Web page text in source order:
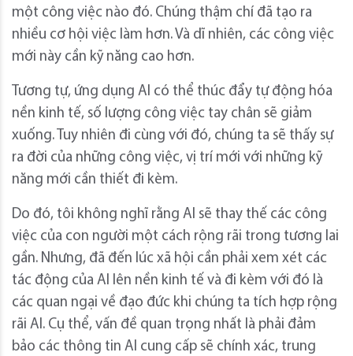
một công việc nào đó. Chúng thậm chí đã tạo ra
nhiều cơ hội việc làm hơn. Và dĩ nhiên, các công việc
mới này cần kỹ năng cao hơn.
Tương tự, ứng dụng AI có thể thúc đẩy tự động hóa
nền kinh tế, số lượng công việc tay chân sẽ giảm
xuống. Tuy nhiên đi cùng với đó, chúng ta sẽ thấy sự
ra đời của những công việc, vị trí mới với những kỹ
năng mới cần thiết đi kèm.
Do đó, tôi không nghĩ rằng AI sẽ thay thế các công
việc của con người một cách rộng rãi trong tương lai
gần. Nhưng, đã đến lúc xã hội cần phải xem xét các
tác động của AI lên nền kinh tế và đi kèm với đó là
các quan ngại về đạo đức khi chúng ta tích hợp rộng
rãi AI. Cụ thể, vấn đề quan trọng nhất là phải đảm
bảo các thông tin AI cung cấp sẽ chính xác, trung